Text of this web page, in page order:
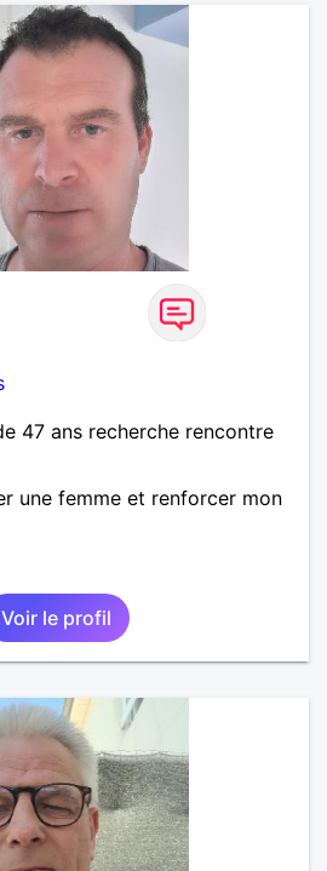
47 ans recherche rencontre
une femme et renforcer mon
Voir le profil